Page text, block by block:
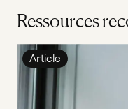
Ressources
Article